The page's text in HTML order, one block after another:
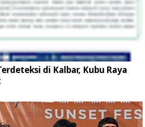
di Kalbar, Kubu Raya